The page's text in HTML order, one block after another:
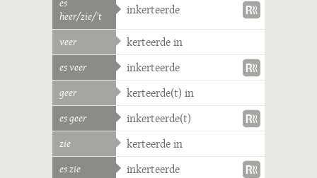
heer/zie/'t
inkerteerde
veer kerteerde in
es veer inkerteerde
geer kerteerde(t) in
es geer inkerteerde(t)
zie kerteerde in
es zie inkerteerde